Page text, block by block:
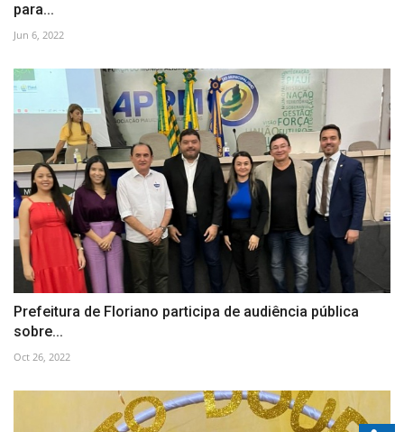
para...
Jun 6, 2022
Prefeitura de Floriano participa de audiência pública
sobre...
Oct 26, 2022